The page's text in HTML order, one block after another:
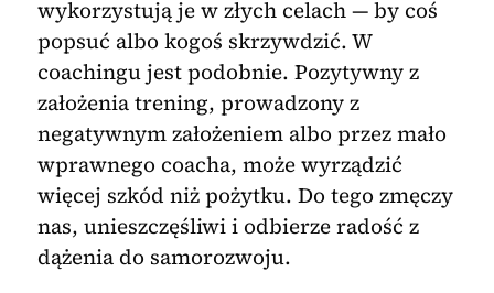
wykorzystują je w złych celach — by coś
popsuć albo kogoś skrzywdzić. W
coachingu jest podobnie. Pozytywny z
założenia trening, prowadzony z
negatywnym założeniem albo przez mało
wprawnego coacha, może wyrządzić
więcej szkód niż pożytku. Do tego zmęczy
nas, unieszczęśliwi i odbierze radość z
dążenia do samorozwoju.